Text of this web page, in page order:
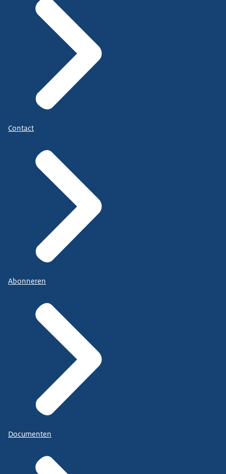
Contact
Abonneren
Documenten